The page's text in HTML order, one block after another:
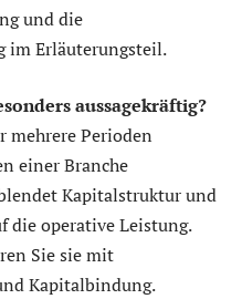
und die
im Erläuterungsteil.
aussagekräftig?
mehrere Perioden
einer Branche
Kapitalstruktur und
die operative Leistung.
Sie sie mit
Kapitalbindung.